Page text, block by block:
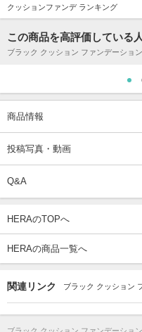
クッションファンデ ランキング
この商品を高評価している
ブラック クッション ファンデーション
商品情報
投稿写真・動画
Q&A
HERAのTOPへ
HERAの商品一覧へ
関連リンク ブラック クッション